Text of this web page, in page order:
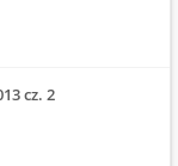
cz. 2